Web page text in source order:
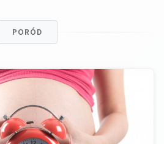
PORÓD